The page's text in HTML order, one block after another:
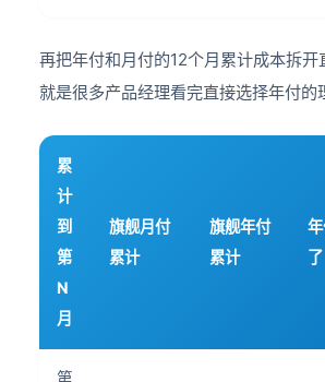
再把年付和月付的12个月累计成本拆
就是很多产品经理看完直接选择年付的
累
计
到
第
N
月
旗舰月付
累计
旗舰年付
累计
了